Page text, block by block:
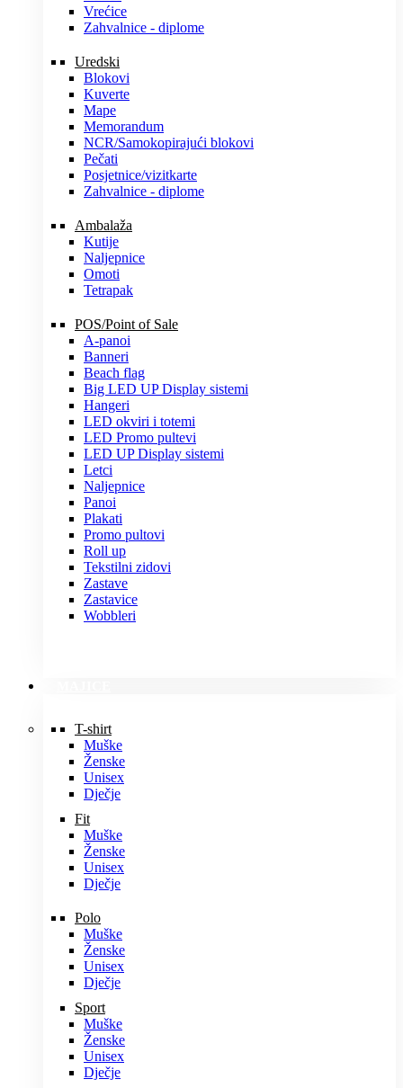
Vrećice
Zahvalnice - diplome
Uredski
Blokovi
Kuverte
Mape
Memorandum
NCR/Samokopirajući blokovi
Pečati
Posjetnice/vizitkarte
Zahvalnice - diplome
Ambalaža
Kutije
Naljepnice
Omoti
Tetrapak
POS/Point of Sale
A-panoi
Banneri
Beach flag
Big LED UP Display sistemi
Hangeri
LED okviri i totemi
LED Promo pultevi
LED UP Display sistemi
Letci
Naljepnice
Panoi
Plakati
Promo pultovi
Roll up
Tekstilni zidovi
Zastave
Zastavice
Wobbleri
T-shirt
Muške
Ženske
Unisex
Dječje
Fit
Muške
Ženske
Unisex
Dječje
Polo
Muške
Ženske
Unisex
Dječje
Sport
Muške
Ženske
Unisex
Dječje